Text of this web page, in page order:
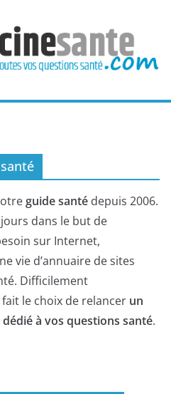
guide santé depuis 2006.
dans le but de
sur Internet,
vie d’annuaire de sites
Difficilement
le choix de relancer un
à vos questions santé.